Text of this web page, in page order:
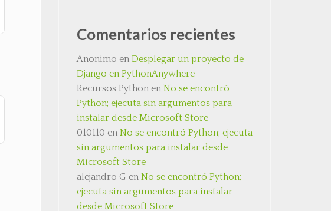
Comentarios recientes
Anonimo enDesplegar un proyecto de
Django en PythonAnywhere
Recursos Python enNo se encontró
Python; ejecuta sin argumentos para
instalar desde Microsoft Store
010110 enNo se encontró Python; ejecuta
sin argumentos para instalar desde
Microsoft Store
alejandro G enNo se encontró Python;
ejecuta sin argumentos para instalar
desde Microsoft Store